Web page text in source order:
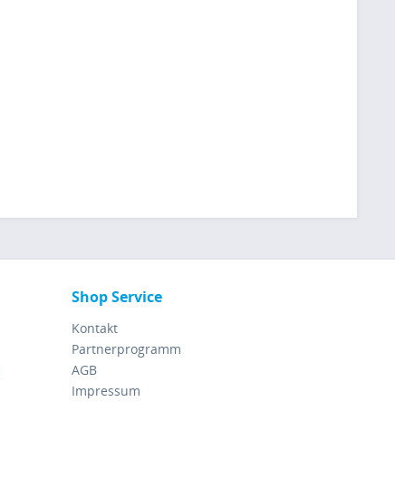
Shop Service
Kontakt
Partnerprogramm
AGB
Impressum